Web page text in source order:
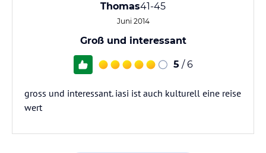
Thomas41-45
Juni 2014
Groß und interessant
5 / 6
gross und interessant. iasi ist auch kulturell eine reise
wert